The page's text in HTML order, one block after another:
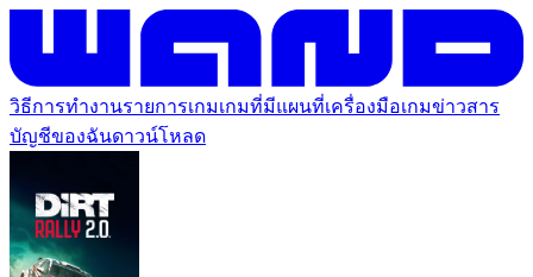
วิธีการทำงานรายการเกมเกมที่มีแผนที่เครื่องมือเกมข่าวสาร
บัญชีของฉันดาวน์โหลด